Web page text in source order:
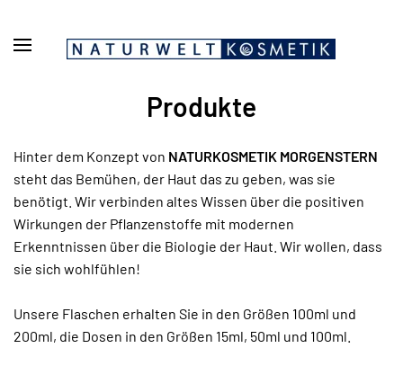
Zum Hauptinhalt springen
Produkte
Hinter dem Konzept von NATURKOSMETIK MORGENSTERN
steht das Bemühen, der Haut das zu geben, was sie
benötigt. Wir verbinden altes Wissen über die positiven
Wirkungen der Pflanzenstoffe mit modernen
Erkenntnissen über die Biologie der Haut. Wir wollen, dass
sie sich wohlfühlen!
Unsere Flaschen erhalten Sie in den Größen 100ml und
200ml, die Dosen in den Größen 15ml, 50ml und 100ml.